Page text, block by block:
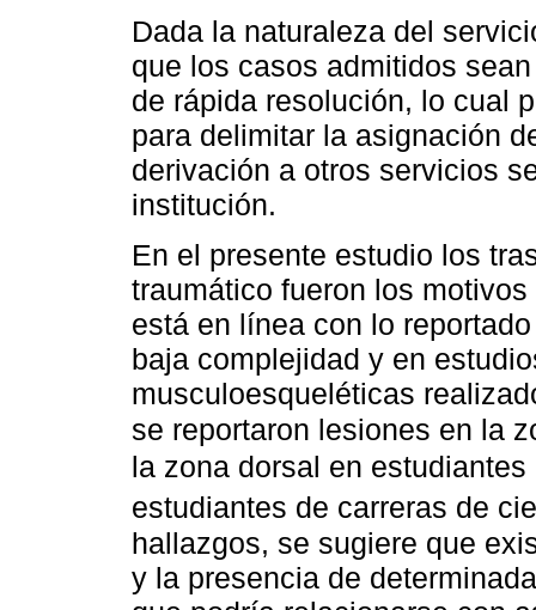
Dada la naturaleza del
que los casos admitidos
de rápida resolución, lo cual
para delimitar la asignación
derivación a otros servicios
institución.
En el presente estudio los
traumático fueron los
está en línea con lo
baja complejidad y en
musculoesqueléticas
se reportaron lesiones en la
la zona dorsal en
estudiantes de carreras de
hallazgos, se sugiere que
y la presencia de